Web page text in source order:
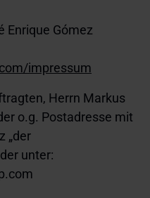
Enrique Gómez
impressum
Herrn Markus
o.g. Postadresse mit
„der
unter: